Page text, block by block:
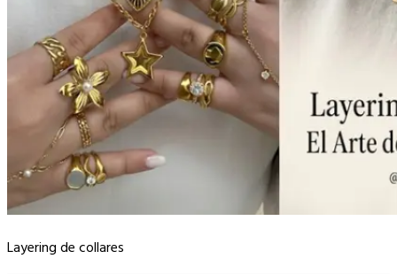
Layering de collares